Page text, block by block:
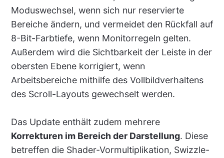
Moduswechsel, wenn sich nur reservierte
Bereiche ändern, und vermeidet den Rückfall auf
8-Bit-Farbtiefe, wenn Monitorregeln gelten.
Außerdem wird die Sichtbarkeit der Leiste in der
obersten Ebene korrigiert, wenn
Arbeitsbereiche mithilfe des Vollbildverhaltens
des Scroll-Layouts gewechselt werden.
Das Update enthält zudem mehrere
Korrekturen im Bereich der Darstellung. Diese
betreffen die Shader-Vormultiplikation, Swizzle-